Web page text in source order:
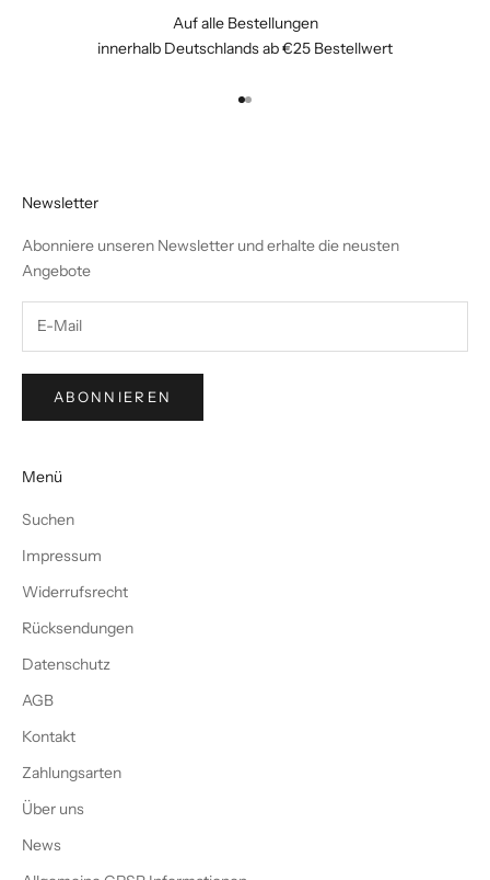
Auf alle Bestellungen
innerhalb Deutschlands ab €25 Bestellwert
Gehe zu Element 1
Gehe zu Element 2
Newsletter
Abonniere unseren Newsletter und erhalte die neusten
Angebote
ABONNIEREN
Menü
Suchen
Impressum
Widerrufsrecht
Rücksendungen
Datenschutz
AGB
Kontakt
Zahlungsarten
Über uns
News